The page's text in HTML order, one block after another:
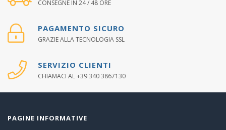
CONSEGNE IN 24 / 48 ORE
PAGAMENTO SICURO
GRAZIE ALLA TECNOLOGIA SSL
SERVIZIO CLIENTI
CHIAMACI AL +39 340 3867130
PAGINE INFORMATIVE